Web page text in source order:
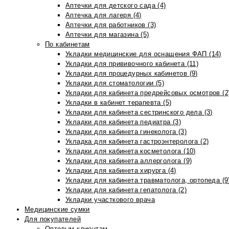
Аптечки для детского сада (4)
Аптечка для лагеря (4)
Аптечки для работников (3)
Аптечки для магазина (5)
По кабинетам
Укладки медицинские для оснащения ФАП (14)
Укладки для прививочного кабинета (11)
Укладки для процедурных кабинетов (9)
Укладки для стоматологии (5)
Укладки для кабинета предрейсовых осмотров
Укладки в кабинет терапевта (5)
Укладки для кабинета сестринского дела (3)
Укладки для кабинета педиатра (3)
Укладки для кабинета гинеколога (3)
Укладка для кабинета гастроэнтеролога (2)
Укладки для кабинета косметолога (10)
Укладки для кабинета аллерголога (9)
Укладки для кабинета хирурга (4)
Укладки для кабинета травматолога, ортопеда
Укладки для кабинета гепатолога (2)
Укладки участкового врача
Медицинские сумки
Для покупателей